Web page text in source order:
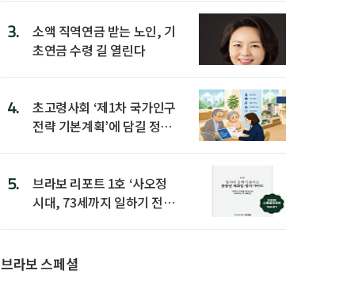
3.
소액 직역연금 받는 노인, 기
초연금 수령 길 열린다
4.
초고령사회 ‘제1차 국가인구
전략 기본계획’에 담길 정책
5.
브라보 리포트 1호 ‘사오정
시대, 73세까지 일하기 전략’
브라보 스페셜